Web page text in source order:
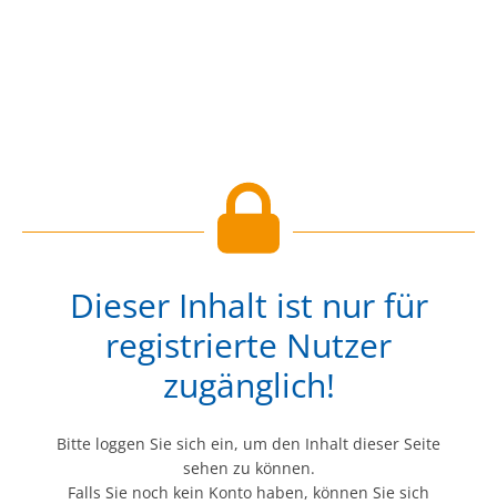
Dieser Inhalt ist nur für
registrierte Nutzer
zugänglich!
Bitte loggen Sie sich ein, um den Inhalt dieser Seite
sehen zu können.
Falls Sie noch kein Konto haben, können Sie sich